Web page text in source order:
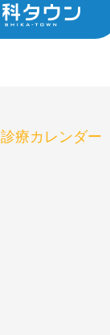
診療カレンダー